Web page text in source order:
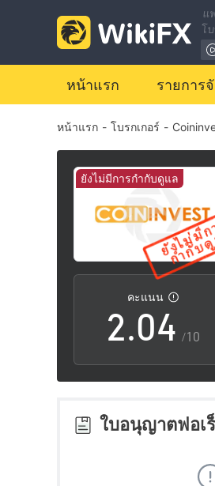
แ
โ
หน้าแรก รายการ
หน้าแรก - โบรกเกอร์ -
ยังไม่มีการกำกับดูแล
คะแนน
0
1
2
3
4
.0
1
2
0
1
2
3
4
5
6
/10
ใบอนุญาตฟอเ